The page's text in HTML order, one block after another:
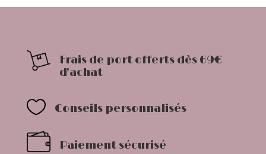
Frais de port offerts dès 69€
d'achat
 Conseils personnalisés
Paiement sécurisé